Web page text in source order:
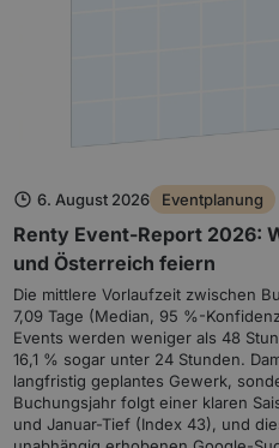
6. August 2026 Eventplanung
Renty Event-Report 2026:
und Österreich feiern
Die mittlere Vorlaufzeit zwischen
7,09 Tage (Median, 95 %-
Events werden weniger als 48
16,1 % sogar unter 24 Stunden.
langfristig geplantes Gewerk,
Buchungsjahr folgt einer klaren
und Januar-Tief (Index 43), und